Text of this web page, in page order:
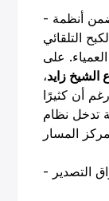
التلقائي
على
الشيخ زايد،
أن كثيرًا
تدخل نظام